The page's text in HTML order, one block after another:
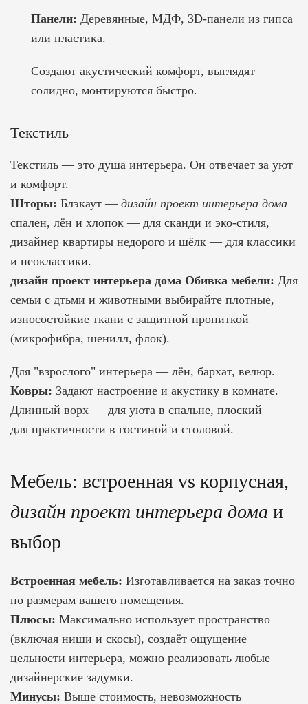
Панели: Деревянные, МДФ, 3D-панели из гипса
или пластика.
Создают акустический комфорт, выглядят
солидно, монтируются быстро.
Текстиль
Текстиль — это душа интерьера. Он отвечает за уют
и комфорт.
Шторы: Блэкаут — дизайн проект интерьера дома
спален, лён и хлопок — для сканди и эко-стиля,
дизайнер квартиры недорого и шёлк — для классики
и неоклассики.
дизайн проект интерьера дома Обивка мебели: Для
семьи с дтьми и животными выбирайте плотные,
износостойкие ткани с защитной пропиткой
(микрофибра, шенилл, флок).
Для "взрослого" интерьера — лён, бархат, велюр.
Ковры: Задают настроение и акустику в комнате.
Длинный ворх — для уюта в спальне, плоский —
для практичности в гостиной и столовой.
Мебель: встроенная vs корпусная,
дизайн проект интерьера дома и
выбор
Встроенная мебель: Изготавливается на заказ точно
по размерам вашего помещения.
Плюсы: Максимально использует пространство
(включая ниши и скосы), создаёт ощущение
цельности интерьера, можно реализовать любые
дизайнерские задумки.
Минусы: Выше стоимость, невозможность